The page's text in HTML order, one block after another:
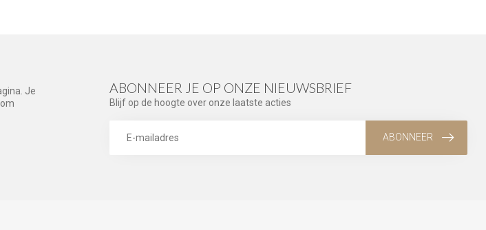
Je
ABONNEER JE OP ONZE NIEUWSBRIEF
Blijf op de hoogte over onze laatste acties
ABONNEER